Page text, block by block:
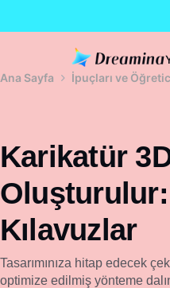
Ana Sayfa
İpuçları ve
Karikatür
Kılavuzlar
Tasarımınıza hitap edecek
optimize edilmiş yönteme